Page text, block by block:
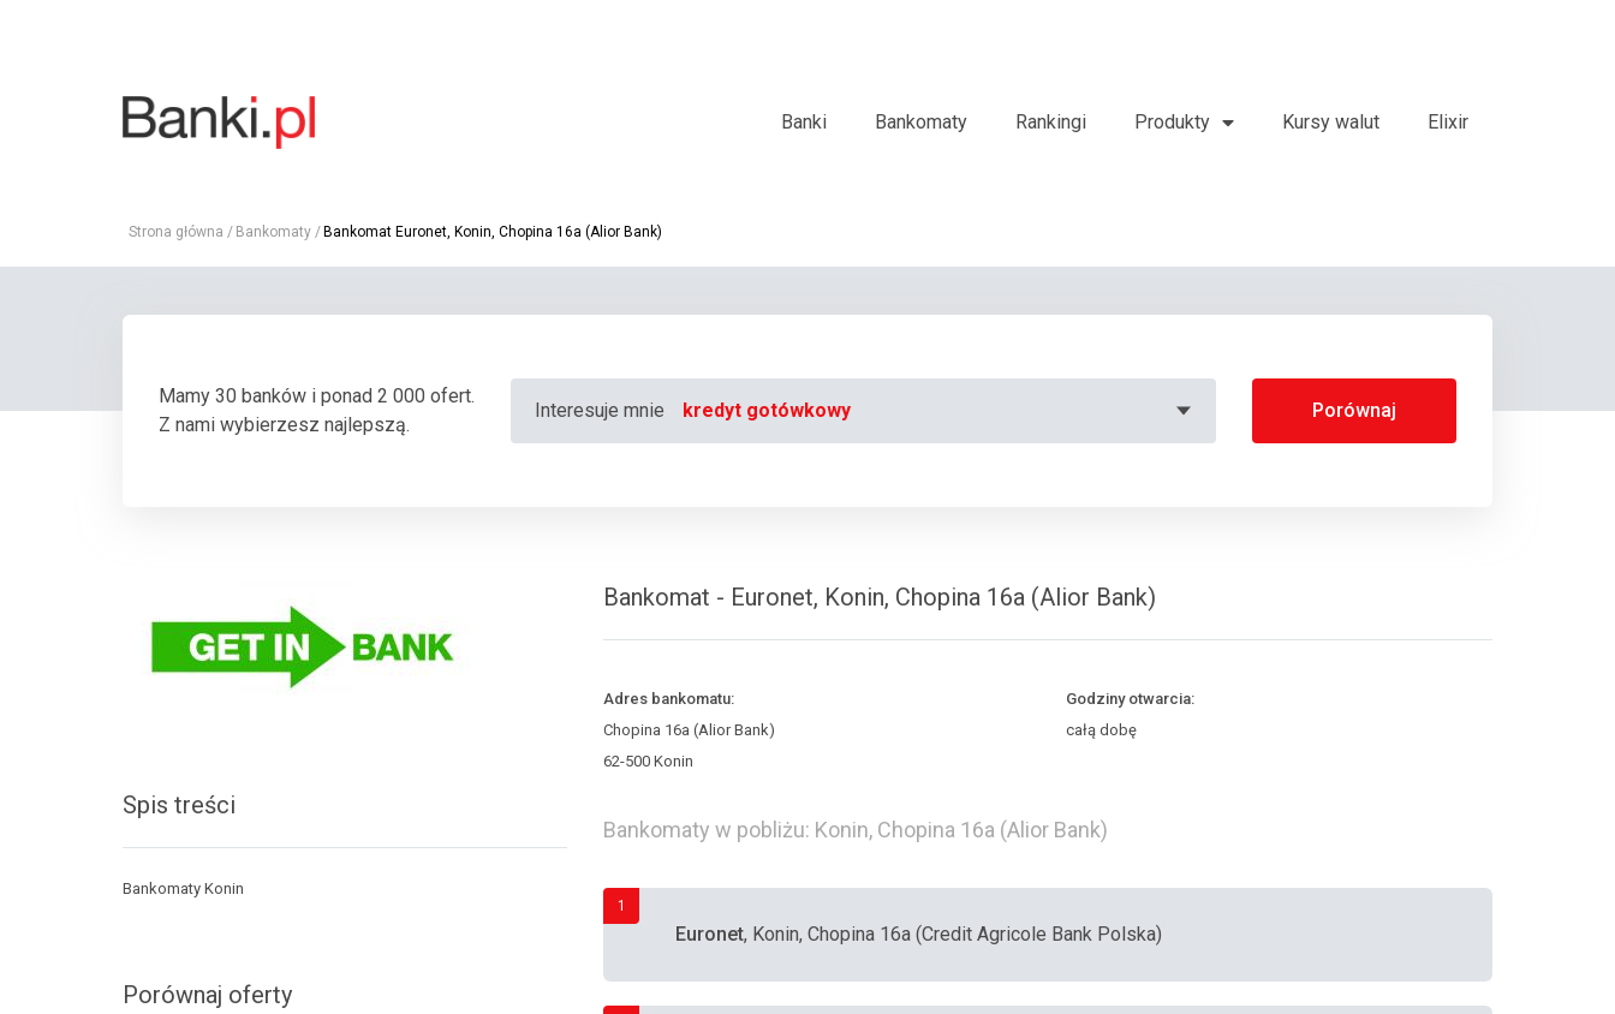
Banki Bankomaty Rankingi Produkty Kursy walut Elixir
Strona główna Bankomaty Bankomat Euronet, Konin, Chopina 16a (Alior Bank)
Mamy 30 banków i ponad 2 000 ofert.
Z nami wybierzesz najlepszą.
Interesuje mnie kredyt gotówkowy Porównaj
Spis treści
Bankomaty Konin
Porównaj oferty
Bankomat - Euronet, Konin, Chopina 16a (Alior Bank)
Adres bankomatu:
Chopina 16a (Alior Bank)
62-500 Konin
Godziny otwarcia:
całą dobę
Bankomaty w pobliżu: Konin, Chopina 16a (Alior Bank)
1
Euronet, Konin, Chopina 16a (Credit Agricole Bank Polska)